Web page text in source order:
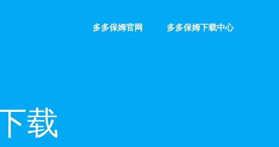
多多保姆官网 多多保姆下载中心
载